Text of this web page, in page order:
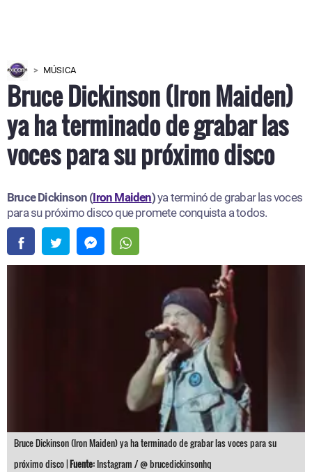
MÚSICA
Bruce Dickinson (Iron Maiden)
ya ha terminado de grabar las
voces para su próximo disco
Bruce Dickinson (Iron Maiden)ya terminó de grabar las voces
para su próximo disco que promete conquista a todos.
Bruce Dickinson (Iron Maiden) ya ha terminado de grabar las voces para su
próximo disco |Fuente: Instagram / @ brucedickinsonhq